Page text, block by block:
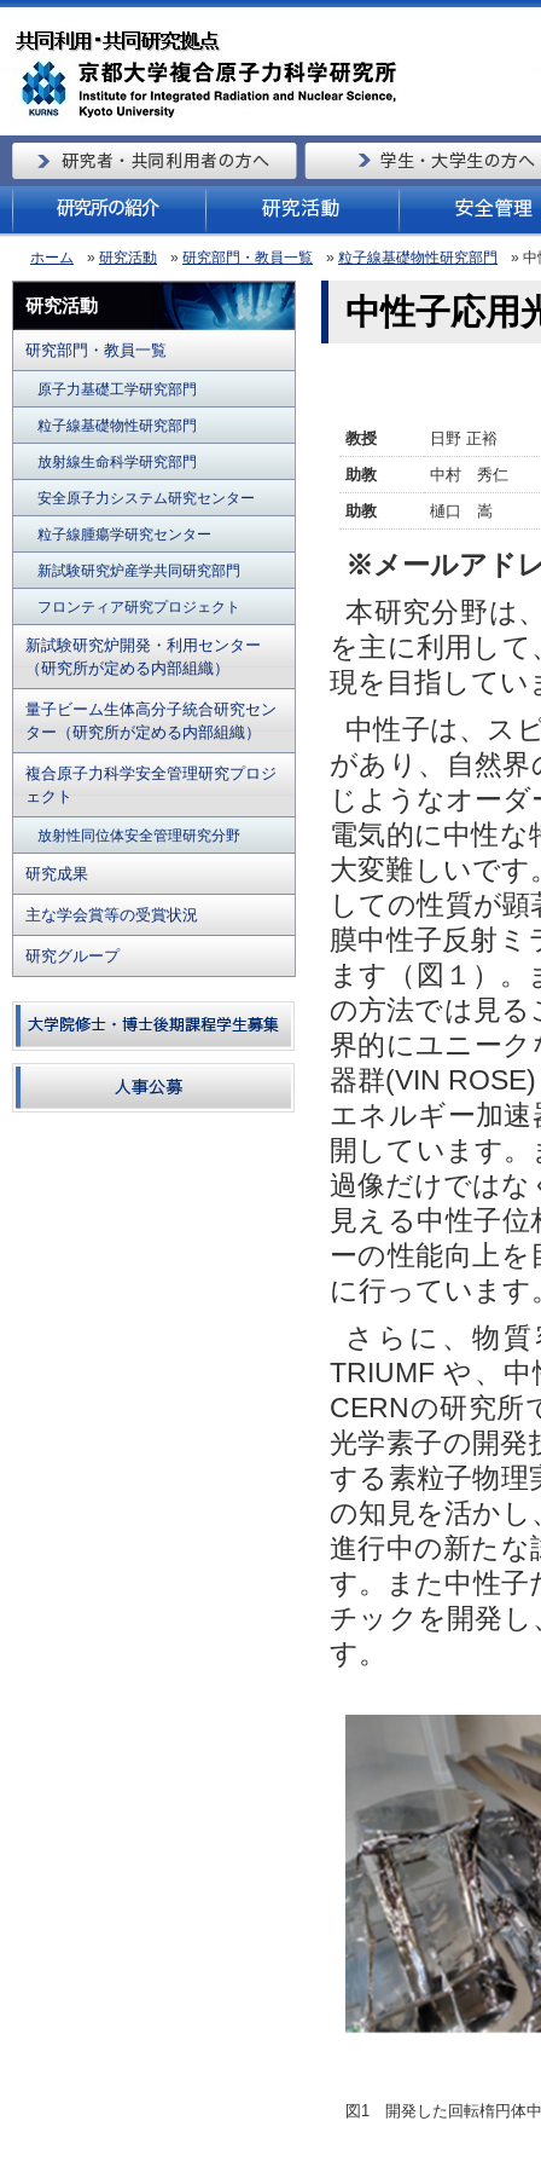
ホーム » 研究活動 » 研究部門・教員一覧 » 粒子線基礎物性研究部門 »
研究活動
研究部門・教員一覧
原子力基礎工学研究部門
粒子線基礎物性研究部門
放射線生命科学研究部門
安全原子力システム研究センター
粒子線腫瘍学研究センター
新試験研究炉産学共同研究部門
フロンティア研究プロジェクト
新試験研究炉開発・利用センター
（研究所が定める内部組織）
量子ビーム生体高分子統合研究セン
ター（研究所が定める内部組織）
複合原子力科学安全管理研究プロジ
ェクト
放射性同位体安全管理研究分野
研究成果
主な学会賞等の受賞状況
研究グループ
中性子応
教授
日野 正裕
助教
中村 秀仁
助教
樋口 嵩
※メールアド
本研究分野は
を主に利用し
現を目指してい
中性子は、ス
があり、自然界
じようなオー
電気的に中性
大変難しいです
しての性質が
膜中性子反射
ます（図１）
の方法では見る
界的にユニーク
器群(VIN
エネルギー加速
開しています
過像だけではな
見える中性子
ーの性能向上
に行っています
さらに、物
TRIUMF や、
CERNの研究所
光学素子の開発
する素粒子物理
の知見を活かし
進行中の新たな
す。また中性子
チックを開発し
す。
図1 開発した回転楕円体